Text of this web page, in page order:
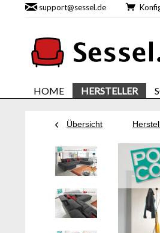
support@sessel.de
HOME HERSTELLER
Übersicht